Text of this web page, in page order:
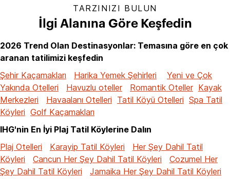
TARZINIZI BULUN
İlgi Alanına Göre Keşfedin
2026 Trend Olan Destinasyonlar: Temasına göre en çok
aranan tatilimizi keşfedin
Şehir Kaçamakları
Harika Yemek Şehirleri
Yeni ve Çok
Yakında Otelleri
Havuzlu oteller Romantik Oteller Kayak
Merkezleri
Havaalanı Otelleri Tatil Köyü Otelleri Spa Tatil
Köyleri Golf Kaçamakları
IHG'nin En İyi Plaj Tatil Köylerine Dalın
Plaj Otelleri
Karayip Tatil Köyleri
Her Şey Dahil Tatil
Köyleri
Cancun Her Şey Dahil Tatil Köyleri
Cozumel Her
Şey Dahil Tatil Köyleri
Jamaika Her Şey Dahil Tatil Köyleri